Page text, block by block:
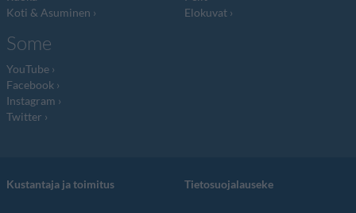
Koti & Asuminen
Elokuvat
Some
YouTube
Facebook
Instagram
Twitter
Kustantaja ja toimitus Tietosuojalauseke